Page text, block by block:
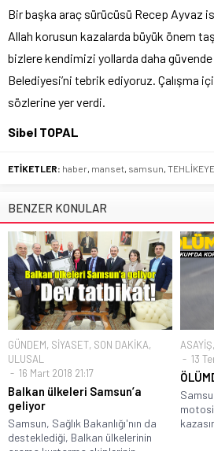
Bir başka araç sürücüsü Recep Ayvaz
Allah korusun kazalarda büyük önem
bizlere kendimizi yollarda daha
Belediyesi’ni tebrik ediyoruz. Çalışma
sözlerine yer verdi.
Sibel TOPAL
ETİKETLER: haber, manset, samsun,
BENZER KONULAR
GÜNDEM, SİYASET, SON DAKİKA,
ULUSAL
16 Mart 2018 21:17
Balkan ülkeleri Samsun’a
geliyor
Samsun, Sağlık Bakanlığı'nın da
desteklediği, Balkan ülkelerinin
ASAYİŞ,
13